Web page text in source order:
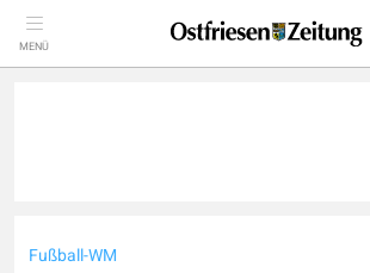
MENÜ
Fußball-WM